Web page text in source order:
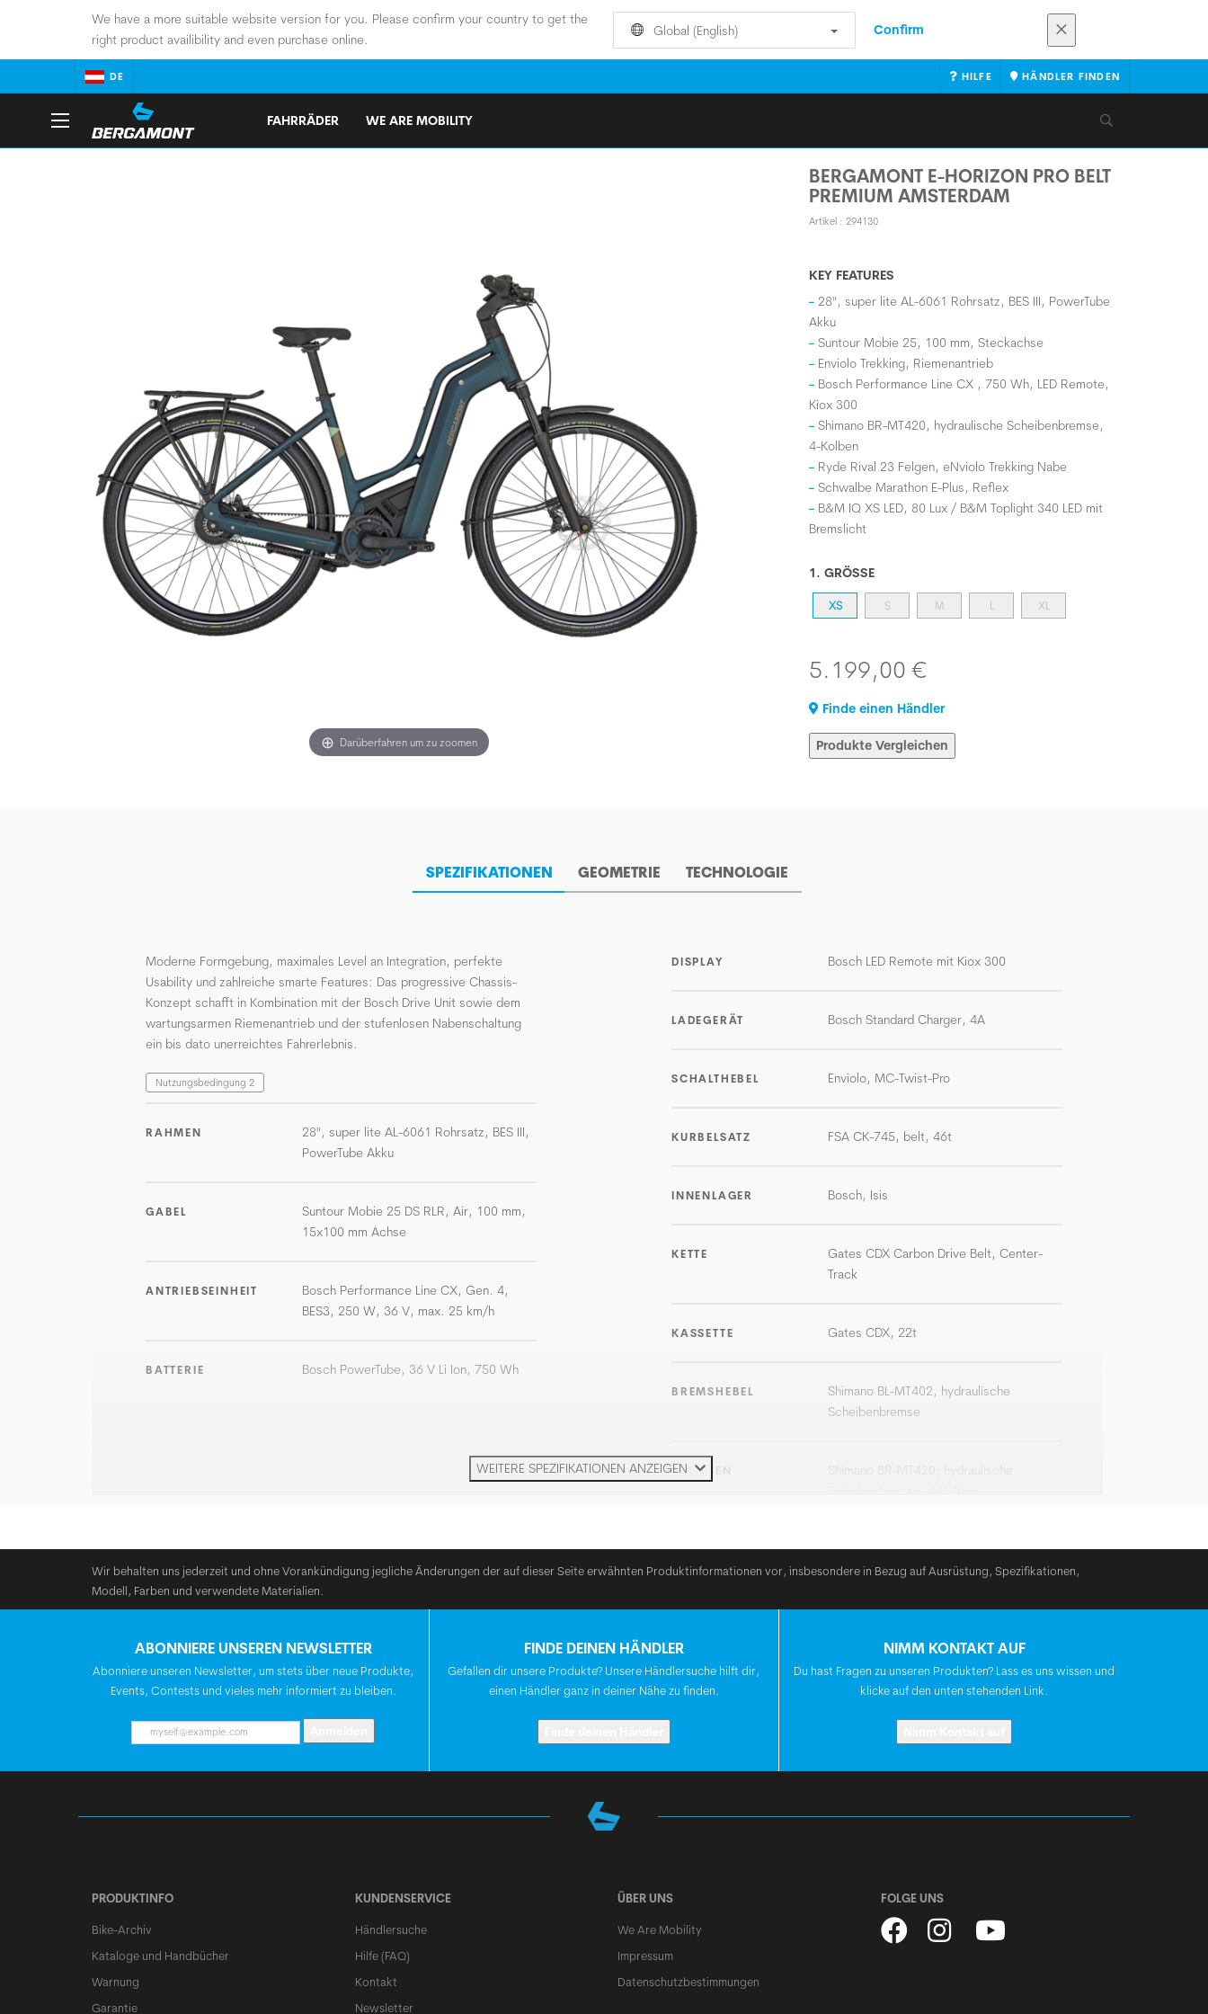
We have a more suitable website version for you. Please confirm your country to get the
right product availibility and even purchase online.
Global (English) Confirm
DE HILFE HÄNDLER FINDEN
FAHRRÄDER WE ARE MOBILITY
BERGAMONT E-HORIZON PRO BELT
PREMIUM AMSTERDAM
Artikel : 294130
Darüberfahren um zu zoomen
KEY FEATURES
28", super lite AL-6061 Rohrsatz, BES III, PowerTube
Akku
Suntour Mobie 25, 100 mm, Steckachse
Enviolo Trekking, Riemenantrieb
Bosch Performance Line CX , 750 Wh, LED Remote,
Kiox 300
Shimano BR-MT420, hydraulische Scheibenbremse,
4-Kolben
Ryde Rival 23 Felgen, eNviolo Trekking Nabe
Schwalbe Marathon E-Plus, Reflex
B&M IQ XS LED, 80 Lux / B&M Toplight 340 LED mit
Bremslicht
1. GRÖSSE
XS S M L XL
5.199,00 €
Finde einen Händler
Produkte Vergleichen
SPEZIFIKATIONEN GEOMETRIE TECHNOLOGIE
Moderne Formgebung, maximales Level an Integration, perfekte
Usability und zahlreiche smarte Features: Das progressive Chassis-
Konzept schafft in Kombination mit der Bosch Drive Unit sowie dem
wartungsarmen Riemenantrieb und der stufenlosen Nabenschaltung
ein bis dato unerreichtes Fahrerlebnis.
Nutzungsbedingung 2
RAHMEN
28", super lite AL-6061 Rohrsatz, BES III,
PowerTube Akku
GABEL
Suntour Mobie 25 DS RLR, Air, 100 mm,
15x100 mm Achse
ANTRIEBSEINHEIT
Bosch Performance Line CX, Gen. 4,
BES3, 250 W, 36 V, max. 25 km/h
BATTERIE Bosch PowerTube, 36 V Li Ion, 750 Wh
DISPLAY Bosch LED Remote mit Kiox 300
LADEGERÄT Bosch Standard Charger, 4A
SCHALTHEBEL Enviolo, MC-Twist-Pro
KURBELSATZ FSA CK-745, belt, 46t
INNENLAGER Bosch, Isis
KETTE
Gates CDX Carbon Drive Belt, Center-
Track
KASSETTE Gates CDX, 22t
BREMSHEBEL
Shimano BL-MT402, hydraulische
Scheibenbremse
BREMSEN
Shimano BR-MT420, hydraulische
BREMSSCHEIBE
Vorne: Shimano SM-RT54, 180 mm
Hinten: Shimano SM-RT56, 180 mm
Schraubgriffe
SATTEL Syncros Capilano Trekking Gel
STEUERSATZ
WEITERE SPEZIFIKATIONEN ANZEIGEN
Wir behalten uns jederzeit und ohne Vorankündigung jegliche Änderungen der auf dieser Seite erwähnten Produktinformationen vor, insbesondere in Bezug auf Ausrüstung, Spezifikationen,
Modell, Farben und verwendete Materialien.
ABONNIERE UNSEREN NEWSLETTER
Abonniere unseren Newsletter, um stets über neue Produkte,
Events, Contests und vieles mehr informiert zu bleiben.
FINDE DEINEN HÄNDLER
Gefallen dir unsere Produkte? Unsere Händlersuche hilft dir,
einen Händler ganz in deiner Nähe zu finden.
NIMM KONTAKT AUF
Du hast Fragen zu unseren Produkten? Lass es uns wissen und
klicke auf den unten stehenden Link.
PRODUKTINFO
Bike-Archiv
Kataloge und Handbücher
Warnung
Garantie
KUNDENSERVICE
Händlersuche
Hilfe (FAQ)
Kontakt
Newsletter
ÜBER UNS
We Are Mobility
Impressum
Datenschutzbestimmungen
FOLGE UNS